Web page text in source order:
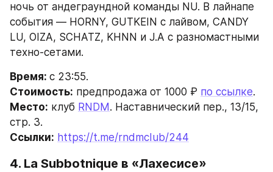
ночь от андеграундной команды NU. В лайнапе
события — HORNY, GUTKEIN с лайвом, CANDY
LU, OIZA, SCHATZ, KHNN и J.A с разномастными
техно-сетами.
Время: с 23:55.
Стоимость: предпродажа от 1000 ₽ по ссылке.
Место: клуб RNDM . Наставнический пер., 13/15,
стр. 3.
Ссылки: https://t.me/rndmcIub/244
4. La Subbotnique в «Лахесисе»